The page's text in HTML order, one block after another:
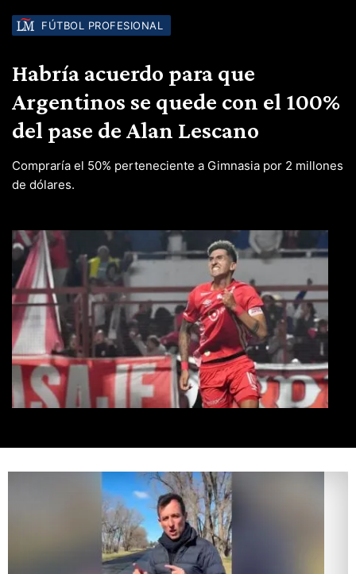
FÚTBOL PROFESIONAL
Habría acuerdo para que
Argentinos se quede con el 100%
del pase de Alan Lescano
Compraría el 50% perteneciente a Gimnasia por 2 millones
de dólares.